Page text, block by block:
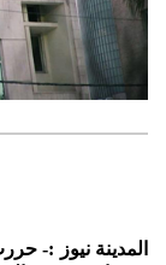
المدينة نيوز :-